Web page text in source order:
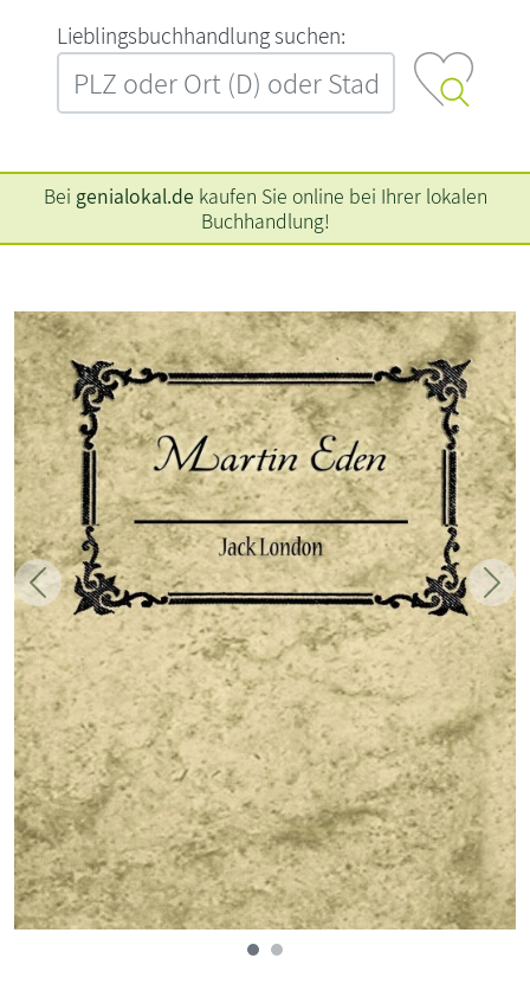
L‍i‍e‍b‍l‍i‍n‍g‍s‍b‍u‍c‍h‍h‍a‍n‍d‍l‍u‍n‍g‍ ‍s‍u‍c‍h‍e‍n‍:‍
Bei genialokal.de kaufen Sie online bei Ihrer lokalen
Buchhandlung!
Zurück